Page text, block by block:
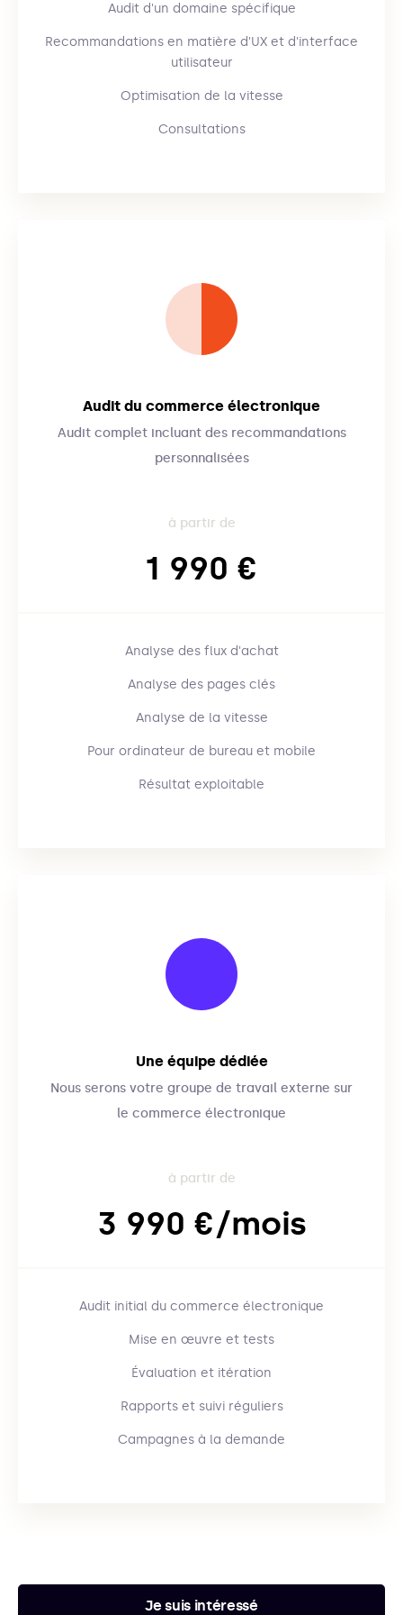
Audit d'un domaine spécifique
Recommandations en matière d'UX et d'interface
utilisateur
Optimisation de la vitesse
Consultations
Audit du commerce électronique
Audit complet incluant des recommandations
personnalisées
à partir de
1 990 €
Analyse des flux d'achat
Analyse des pages clés
Analyse de la vitesse
Pour ordinateur de bureau et mobile
Résultat exploitable
Une équipe dédiée
Nous serons votre groupe de travail externe sur
le commerce électronique
à partir de
3 990 €/mois
Audit initial du commerce électronique
Mise en œuvre et tests
Évaluation et itération
Rapports et suivi réguliers
Campagnes à la demande
Je suis intéressé